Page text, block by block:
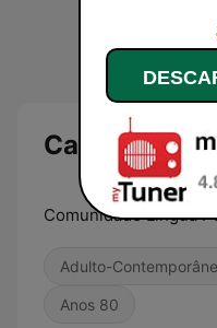
Canal
Comunidade Língua
Adulto-
Anos 80